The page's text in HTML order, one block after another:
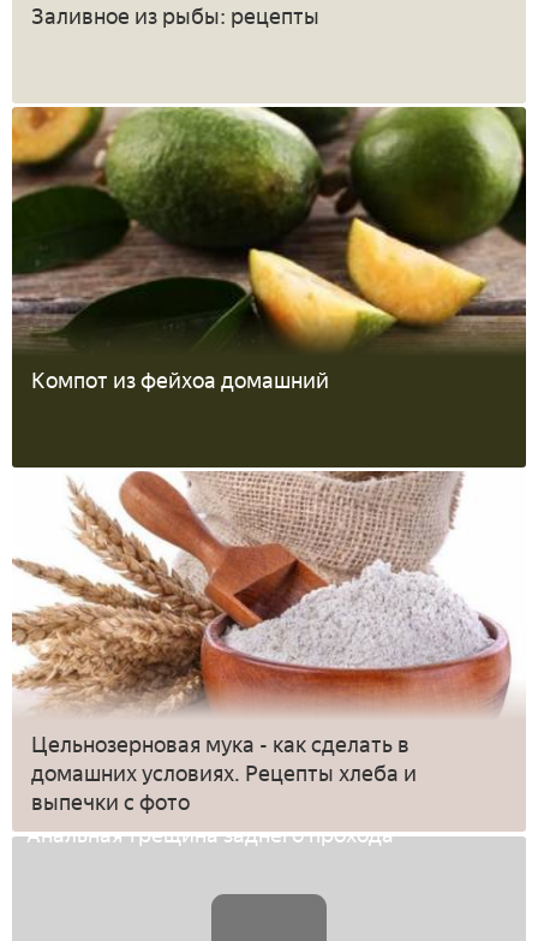
Заливное из рыбы: рецепты
Компот из фейхоа домашний
Цельнозерновая мука - как сделать в
домашних условиях. Рецепты хлеба и
выпечки с фото